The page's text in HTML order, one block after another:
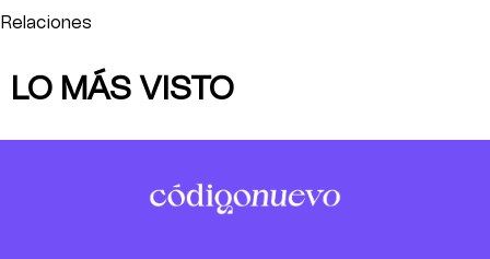
Relaciones
LO MÁS VISTO